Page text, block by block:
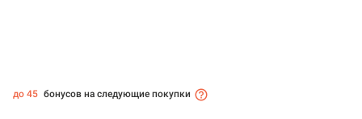
до 45 бонусов на следующие покупки